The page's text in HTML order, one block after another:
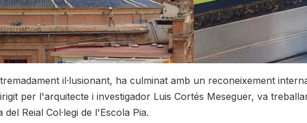
il·lusionant, ha culminat amb un reconeixement
per l'arquitecte i investigador Luis Cortés Meseguer, va
Reial Col·legi de l'Escola Pia.